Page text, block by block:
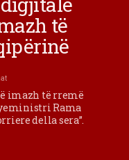
të
imazh të rremë
Rama
della sera”.